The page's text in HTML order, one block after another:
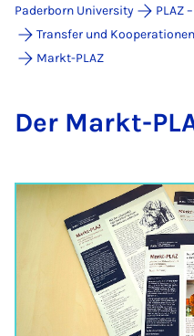
Paderborn University
PLAZ
Transfer und Kooperationen
Markt-PLAZ
Der Markt-